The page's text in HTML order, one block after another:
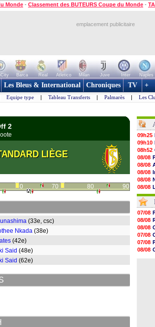
Monde - Classement des BUTEURS Coupe du Monde -
emplacement publicitaire
Barca Real Atletico Milan Juve Inter Naples
Les Bleus & International Chroniques TV +
Equipe type | Tableau Transferts | Palmarès | Les
2
LIÈGE
60 70 80 90
(33e, csc)
Nkada (38e)
(42e)
Said (48e)
Said (62e)
09h25
09h10
08h52
08/08
08/08
08/08
08/08
08/08
08/08
08/08
08/08
08/08
08/08
08/08
08/08
08/08
08/08
07/08
08/08
08/08
07/08
07/08
08/08